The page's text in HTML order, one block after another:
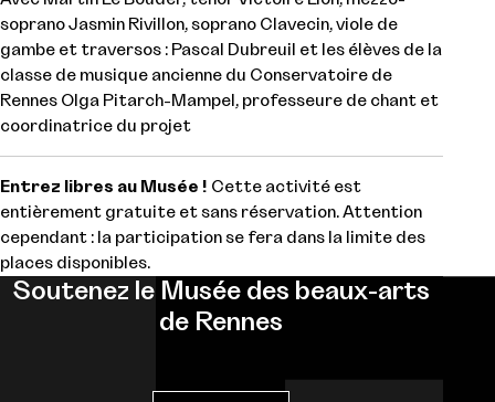
soprano Jasmin Rivillon, soprano Clavecin, viole de
gambe et traversos : Pascal Dubreuil et les élèves de la
classe de musique ancienne du Conservatoire de
Rennes Olga Pitarch-Mampel, professeure de chant et
coordinatrice du projet
Entrez libres au Musée ! Cette activité est
entièrement gratuite et sans réservation. Attention
cependant : la participation se fera dans la limite des
places disponibles.
Soutenez le Musée des beaux-arts
de Rennes